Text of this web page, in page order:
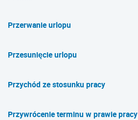
Przerwanie urlopu
Przesunięcie urlopu
Przychód ze stosunku pracy
Przywrócenie terminu w prawie pracy